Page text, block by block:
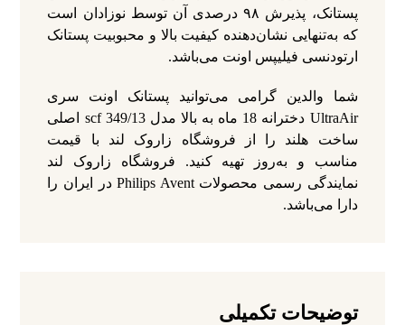
پستانک، پذیرش ۹۸ درصدی آن توسط نوزادان است
که به‌تنهایی نشان‌دهنده کیفیت بالا و محبوبیت پستانک
ارتودنسی فیلیپس اونت می‌باشد.
شما والدین گرامی می‌توانید پستانک اونت سری
UltraAir دخترانه 18 ماه به بالا مدل scf 349/13 اصلی
ساخت هلند را از فروشگاه زاروک لند با قیمت
مناسب و به‌روز تهیه کنید. فروشگاه زاروک لند
نمایندگی رسمی محصولات Philips Avent در ایران را
دارا می‌باشد.
توضیحات تکمیلی